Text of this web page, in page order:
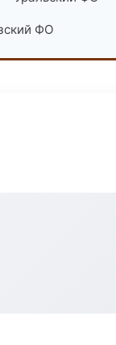
ФО